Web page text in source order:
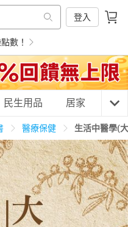
登入
數！
養生保健 民生用品
運動休閒 親子玩具
民生用品 居家 3C
醫療保健 生活中醫學(